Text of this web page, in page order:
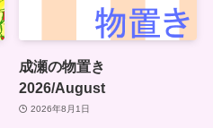
成瀬の物置き
2026/August
2026年8月1日